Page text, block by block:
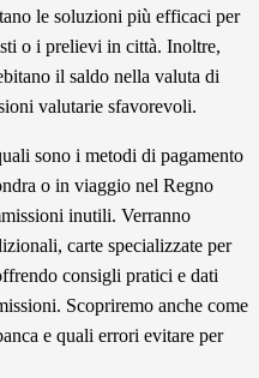
le soluzioni più efficaci per
o i prelievi in città. Inoltre,
il saldo nella valuta di
valutarie sfavorevoli.
sono i metodi di pagamento
o in viaggio nel Regno
inutili. Verranno
carte specializzate per
consigli pratici e dati
Scopriremo anche come
e quali errori evitare per